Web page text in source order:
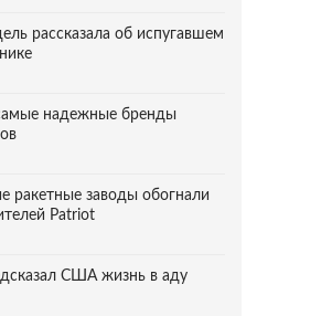
рассказала об испугавшем
надежные бренды
ракетные заводы обогнали
Patriot
США жизнь в аду